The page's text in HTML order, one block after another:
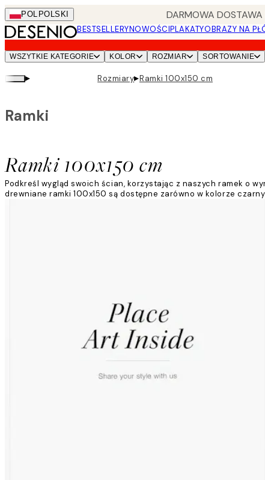
Skip
to
main
content.
POL POLSKI DARMOWA DOSTAWA
BESTSELLERYNOWOŚCIPLAKATYOBRAZY NA
WSZYTKIE KATEGORIE KOLOR ROZMIAR SORTOWANIE
▸ Rozmiary▸Ramki 100x150 cm
Ramki 100x150 cm
Ramki
Podkreśl wygląd swoich ścian, korzystając z naszych ramek o
drewniane ramki 100x150 są dostępne zarówno w kolorze